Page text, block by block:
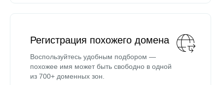
Регистрация похожего домена
Воспользуйтесь удобным подбором —
похожее имя может быть свободно в одной
из 700+ доменных зон.